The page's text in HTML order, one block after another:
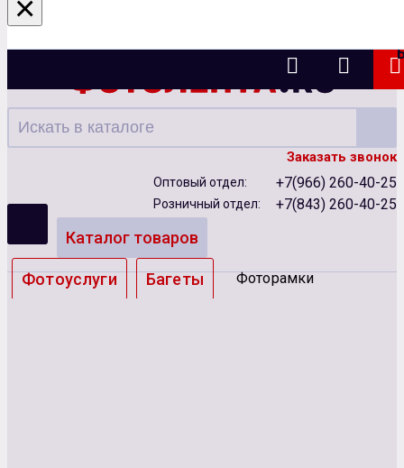
Казань
Заказать звонок
Оптовый отдел: +7(966) 260-40-25
Розничный отдел: +7(843) 260-40-25
Каталог товаров
Фотоуслуги Багеты Фоторамки
×